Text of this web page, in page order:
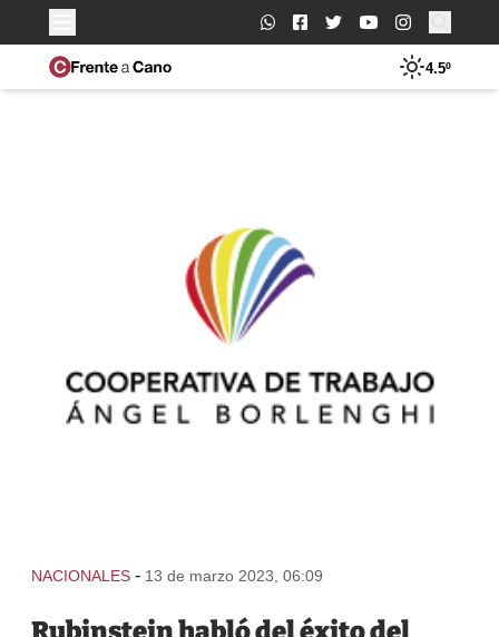
Buscar:
4.5º
NACIONALES - 13 de marzo 2023, 06:09